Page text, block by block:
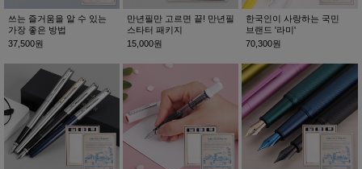
쓰는 즐거움을 알 수 있는
가장 좋은 방법
37,500원
만년필만 고르면 끝! 만년필
스타터 패키지
15,000원
한국인이 사랑하는 국민
브랜드 '라미'
70,300원